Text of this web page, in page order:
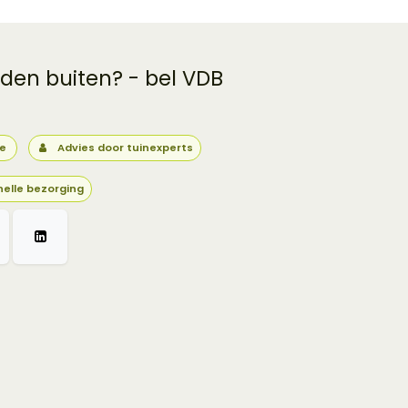
buiten? - bel VDB
Advies door tuinexperts
bezorging